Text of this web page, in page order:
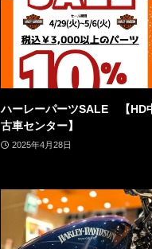
ハーレーパーツSALE 【HD
古車センター】
2025年4月28日